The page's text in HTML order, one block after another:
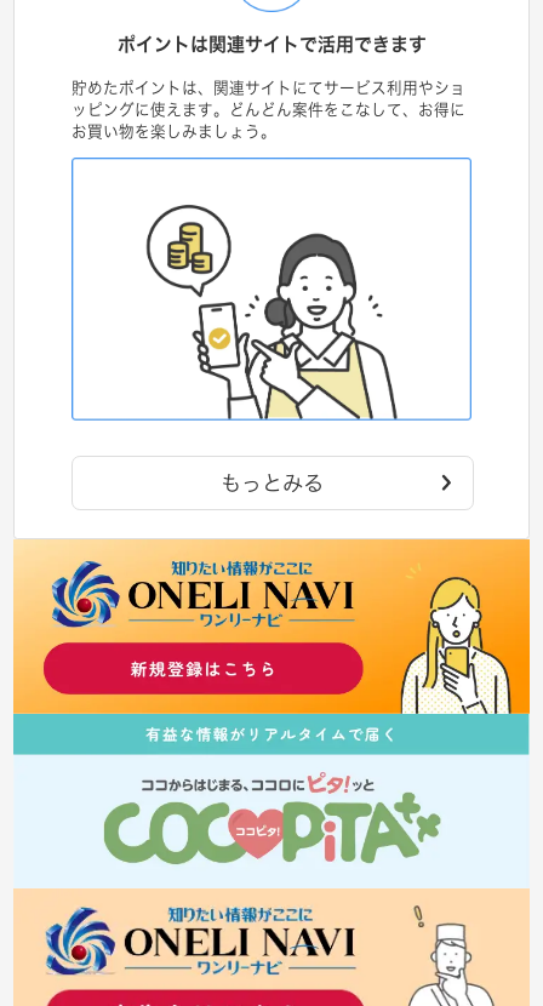
ポイントは関連サイトで活用できます
貯めたポイントは、関連サイトにてサービス利用やショ
ッピングに使えます。どんどん案件をこなして、お得に
お買い物を楽しみましょう。
もっとみる